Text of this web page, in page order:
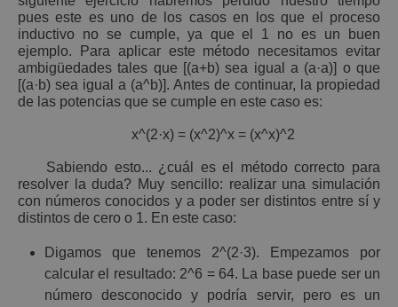
pues este es uno de los casos en los que el proceso
inductivo no se cumple, ya que el 1 no es un buen
ejemplo. Para aplicar este método necesitamos evitar
ambigüedades tales que [(a+b) sea igual a (a·a)] o que
[(a·b) sea igual a (a^b)]. Antes de continuar, la propiedad
de las potencias que se cumple en este caso es:
x^(2·x) = (x^2)^x = (x^x)^2
Sabiendo esto... ¿cuál es el método correcto para
resolver la duda? Muy sencillo: realizar una simulación
con números conocidos y a poder ser distintos entre sí y
distintos de cero o 1. En este caso:
Digamos que tenemos 2^(2·3). Empezamos por
calcular el resultado: 2^6 = 64. La base puede ser un
número desconocido y podría servir, pero es un